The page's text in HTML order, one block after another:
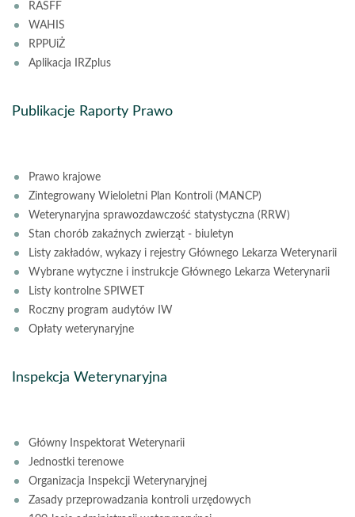
RASFF
WAHIS
RPPUiŻ
Aplikacja IRZplus
Publikacje Raporty Prawo
Prawo krajowe
Zintegrowany Wieloletni Plan Kontroli (MANCP)
Weterynaryjna sprawozdawczość statystyczna (RRW)
Stan chorób zakaźnych zwierząt - biuletyn
Listy zakładów, wykazy i rejestry Głównego Lekarza Weterynarii
Wybrane wytyczne i instrukcje Głównego Lekarza Weterynarii
Listy kontrolne SPIWET
Roczny program audytów IW
Opłaty weterynaryjne
Inspekcja Weterynaryjna
Główny Inspektorat Weterynarii
Jednostki terenowe
Organizacja Inspekcji Weterynaryjnej
Zasady przeprowadzania kontroli urzędowych